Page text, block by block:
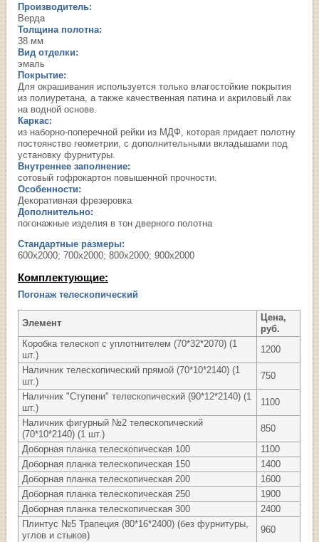
Производитель:
Верда
Толщина полотна:
38 мм
Вид отделки:
эмаль
Покрытие:
Для окрашивания используется только влагостойкие покрытия
из полиуретана, а также качественная патина и акриловый лак
на водной основе.
Каркас:
из наборно-поперечной рейки из МДФ, которая придает полотну
постоянство геометрии, с дополнительными вкладышами под
установку фурнитуры.
Внутреннее заполнение:
сотовый гофрокартон повышенной прочности.
Особенности:
Декоративная фрезеровка
Дополнительно:
погонажные изделия в тон дверного полотна
Стандартные размеры:
600х2000; 700х2000; 800х2000; 900х2000
Комплектующие:
Погонаж телескопический
Элемент
Цена,
руб.
Коробка телескоп с уплотнителем (70*32*2070) (1
шт.)
1200
Наличник телескопический прямой (70*10*2140) (1
шт.)
750
Наличник "Ступени" телескопический (90*12*2140) (1
шт.)
1100
Наличник фигурный №2 телескопический
(70*10*2140) (1 шт.)
850
Доборная планка телескопическая 100
1100
Доборная планка телескопическая 150
1400
Доборная планка телескопическая 200
1600
Доборная планка телескопическая 250
1900
Доборная планка телескопическая 300
2400
Плинтус №5 Трапеция (80*16*2400) (без фурнитуры,
углов и стыков)
960